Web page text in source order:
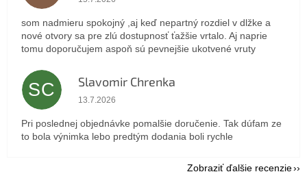
som nadmieru spokojný ,aj keď nepartný rozdiel v dlžke a
nové otvory sa pre zlú dostupnosť ťažšie vrtalo. Aj naprie
tomu doporučujem aspoň sú pevnejšie ukotvené vruty
SC Slavomir Chrenka
Hodnotenie obchodu je 5 z 5 hviezdičiek.
13.7.2026
Pri poslednej objednávke pomalšie doručenie. Tak dúfam ze
to bola výnimka lebo predtým dodania boli rychle
Zobraziť ďalšie recenzie